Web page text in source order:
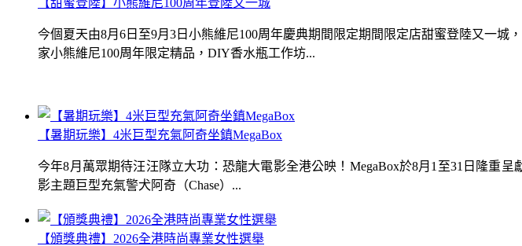
【暑期玩樂】4米巨型充氣阿奇坐鎮MegaBox
今年8月萬眾期待汪汪隊立大功：恐龍大電影全港公映！MegaBox於8月1至31日隆重
影主題巨型充氣警犬阿奇（Chase）...
【甜蜜登陸】小熊維尼100周年登陸又一城
今個夏天由8月6日至9月3日小熊維尼100周年慶典期間限定期間限定店甜蜜登陸又一
家小熊維尼100周年限定精品，DIY香水瓶工作坊...
【頒獎典禮】2026全港時尚專業女性選舉